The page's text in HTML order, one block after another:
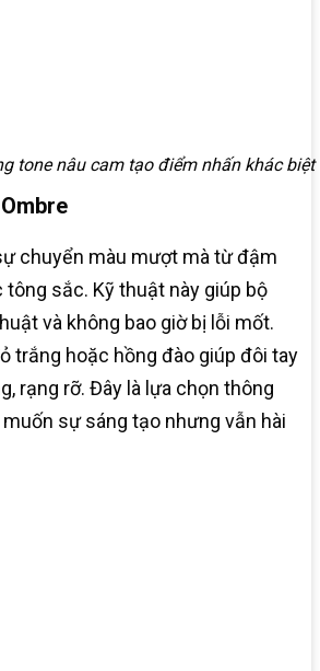
tone nâu cam tạo điểm nhấn khác biệt
chuyển màu mượt mà từ đậm
tông sắc. Kỹ thuật này giúp bộ
và không bao giờ bị lỗi mốt.
trắng hoặc hồng đào giúp đôi tay
rạng rỡ. Đây là lựa chọn thông
sự sáng tạo nhưng vẫn hài